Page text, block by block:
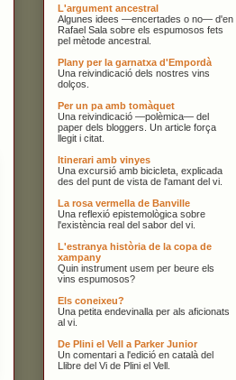
L'argument ancestral
Algunes idees —encertades o no— d'en
Rafael Sala sobre els espumosos fets
pel mètode ancestral.
Plany per la garnatxa d'Empordà
Una reivindicació dels nostres vins
dolços.
Per un pa amb tomàquet
Una reivindicació —polèmica— del
paper dels bloggers. Un article força
llegit i citat.
Itinerari amb vinyes
Una excursió amb bicicleta, explicada
des del punt de vista de l'amant del vi.
La rosa vermella de Banville
Una reflexió epistemològica sobre
l'existència real del sabor del vi.
L'estranya història de la copa de
xampany
Quin instrument usem per beure els
vins espumosos?
Els coneixeu?
Una petita endevinalla per als aficionats
al vi.
De Plini el Vell a Parker Junior
Un comentari a l'edició en català del
Llibre del Vi de Plini el Vell.